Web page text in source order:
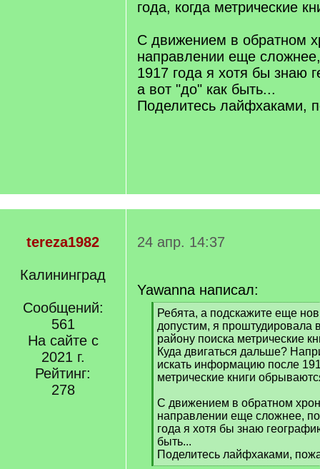
года, когда метрические
С движением в обратном
направлении еще
1917 года я хотя бы знаю
а вот "до" как быть...
Поделитесь лайфхаками,
tereza1982
Калининград
Сообщений:
561
На сайте с
2021 г.
Рейтинг:
278
24 апр. 14:37
Yawanna написал:
[
q
]
Ребята, а подскажите еще
допустим, я проштудировала
району поиска метрические
Куда двигаться дальше?
искать информацию после
метрические книги
С движением в обратном
направлении еще сложнее,
года я хотя бы знаю
быть...
Поделитесь лайфхаками,